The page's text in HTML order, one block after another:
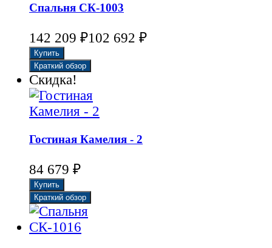
Спальня СК-1003
142 209 ₽102 692 ₽
Скидка!
Гостиная Камелия - 2
84 679 ₽